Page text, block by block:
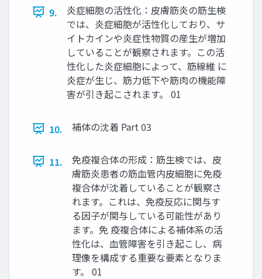
9.
炎症細胞の活性化：皮膚筋炎の筋生検
では、炎症細胞が活性化しており、サ
イトカインや炎症性物質の産生が増加
していることが観察されます。この活
性化した炎症細胞によって、筋線維 に
炎症が生じ、筋力低下や筋肉の機能障
害が引き起こされます。 01
10. 補体の沈着 Part 03
11.
免疫複合体の形成：筋生検では、皮
膚筋炎患者の筋血管内皮細胞に免疫
複合体が沈着していることが観察さ
れます。これは、免疫反応に関与す
る因子が関与している可能性があり
ます。免 疫複合体による補体系の活
性化は、血管障害を引き起こし、病
理像を構成する重要な要素となりま
す。 01